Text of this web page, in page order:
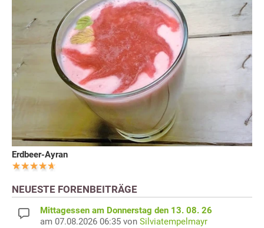
Erdbeer-Ayran
NEUESTE FORENBEITRÄGE
Mittagessen am Donnerstag den 13. 08. 26
am 07.08.2026 06:35 von Silviatempelmayr